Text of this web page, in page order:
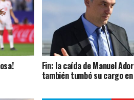
Fin: la caída de Manuel
también tumbó su cargo en